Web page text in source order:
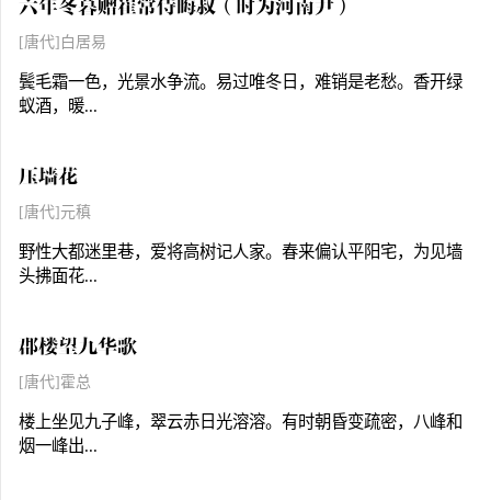
六年冬暮赠崔常侍晦叔（时为河南尹）
[唐代]白居易
鬓毛霜一色，光景水争流。易过唯冬日，难销是老愁。香开绿
蚁酒，暖...
压墙花
[唐代]元稹
野性大都迷里巷，爱将高树记人家。春来偏认平阳宅，为见墙
头拂面花...
郡楼望九华歌
[唐代]霍总
楼上坐见九子峰，翠云赤日光溶溶。有时朝昏变疏密，八峰和
烟一峰出...